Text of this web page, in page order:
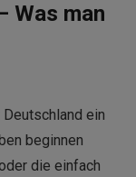
Was man
ein
beginnen
die einfach